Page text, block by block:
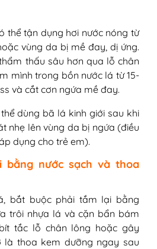
thể tận dụng hơi nước nóng từ
vùng da bị mề đay, dị ứng.
thấu sâu hơn qua lỗ chân
mình trong bồn nước lá từ 15-
và cắt cơn ngứa mề đay.
dùng bã lá kinh giới sau khi
nhẹ lên vùng da bị ngứa (điều
dụng cho trẻ em).
bằng nước sạch và thoa
bắt buộc phải tắm lại bằng
trôi nhựa lá và cặn bẩn bám
tắc lỗ chân lông hoặc gây
là thoa kem dưỡng ngay sau